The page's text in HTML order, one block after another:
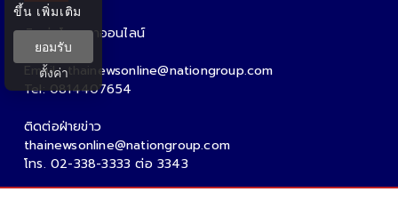
ติดต่อโฆษณาออนไลน์
คุณอ้อ
Email : thainewsonline@nationgroup.com
Tel: 0814407654
ติดต่อฝ่ายข่าว
thainewsonline@nationgroup.com
โทร. 02-338-3333 ต่อ 3343
ขึ้น เพิ่มเติม
ยอมรับ
ตั้งค่า